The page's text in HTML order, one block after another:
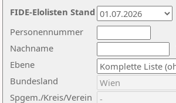
Nachname
Ebene
Personennummer
Bundesland
Spgem./Kreis/Verein
FIDE-Elolisten Stand